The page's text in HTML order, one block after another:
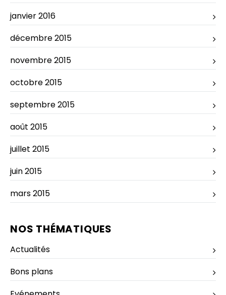
janvier 2016
décembre 2015
novembre 2015
octobre 2015
septembre 2015
août 2015
juillet 2015
juin 2015
mars 2015
NOS THÉMATIQUES
Actualités
Bons plans